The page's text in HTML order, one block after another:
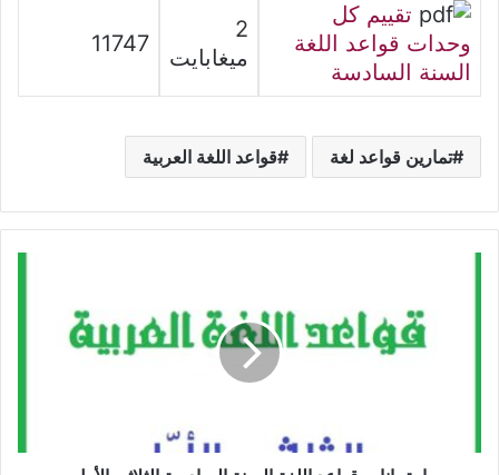
تقييم كل
وحدات قواعد اللغة
السنة السادسة
2
ميغابايت
11747
تمارين قواعد لغة قواعد اللغة العربية